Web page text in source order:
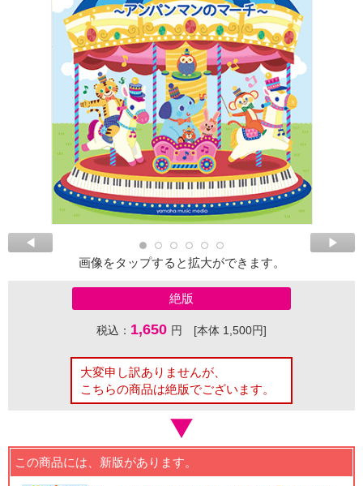
画像をタップすると拡大ができます。
絶版
税込： 1,650 円 [本体 1,500円]
大変申し訳ありませんが、
こちらの商品は絶版でございます。
この商品には、新版があります。